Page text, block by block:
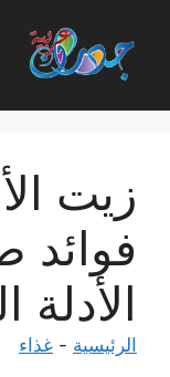
المحتوى
فوائد
الأدلة
الرئيسية - غذاء